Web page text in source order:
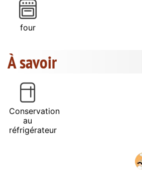
four
À savoir
Conservation
au
réfrigérateur